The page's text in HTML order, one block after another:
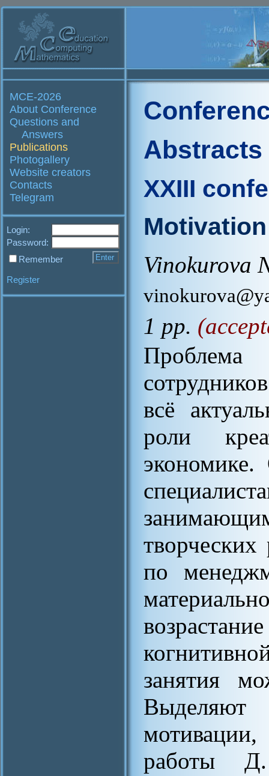
MCE-2026
About Conference
Questions and
Answers
Publications
Photogallery
Website creators
Contacts
Telegram
Login:
Password:
Remember
Register
Abstracts
XXIII
Vinokurova
1 pp.
всё
роли
экономике.
по
занятия
работы